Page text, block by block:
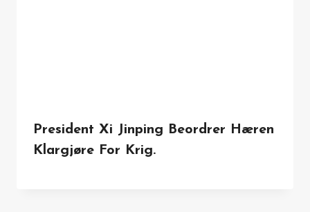
President Xi Jinping Beordrer Hæren
Klargjøre For Krig.